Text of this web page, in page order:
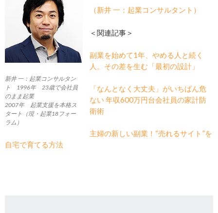
新井 一：起業コンサルタン
ト 1996年 23歳で会社員
のまま起業
2007年 起業支援を本格ス
タート（現・起業18フォー
ラム）
（新井 一：起業コンサルタント）
＜関連記事＞
副業を始めて1年、やめる人と続く
人。その差を生む「最初の設計」
「なんとなく大丈夫」がいちばん危
ない 年収600万円台会社員の家計防
衛術
主婦の新しい副業！“売れるサイト”を
自宅で育てる方法